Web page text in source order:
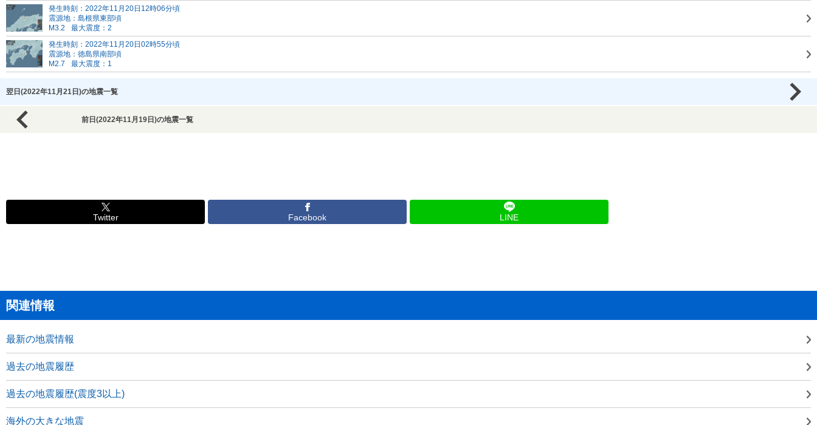
発生時刻：2022年11月20日12時06分頃
震源地：島根県東部頃
M3.2
最大震度：2
発生時刻：2022年11月20日02時55分頃
震源地：徳島県南部頃
M2.7
最大震度：1
翌日(2022年11月21日)の地震一覧
前日(2022年11月19日)の地震一覧
Twitter Facebook LINE
関連情報
最新の地震情報
過去の地震履歴
過去の地震履歴(震度3以上)
海外の大きな地震